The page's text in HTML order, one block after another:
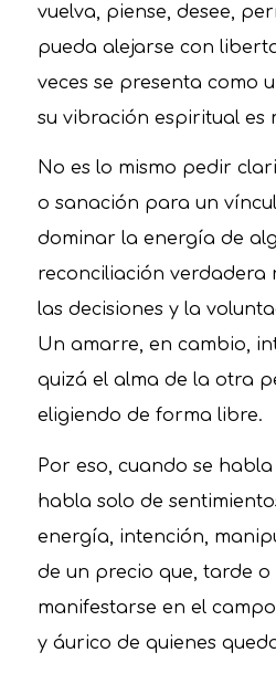
vuelva, piense, desee,
pueda alejarse con
veces se presenta como
su vibración espiritual es
No es lo mismo pedir
o sanación para un
dominar la energía de
reconciliación verdadera
las decisiones y la
Un amarre, en cambio,
quizá el alma de la otra
eligiendo de forma libre.
Por eso, cuando se
habla solo de
energía, intención,
de un precio que, tarde
manifestarse en el
y áurico de quienes